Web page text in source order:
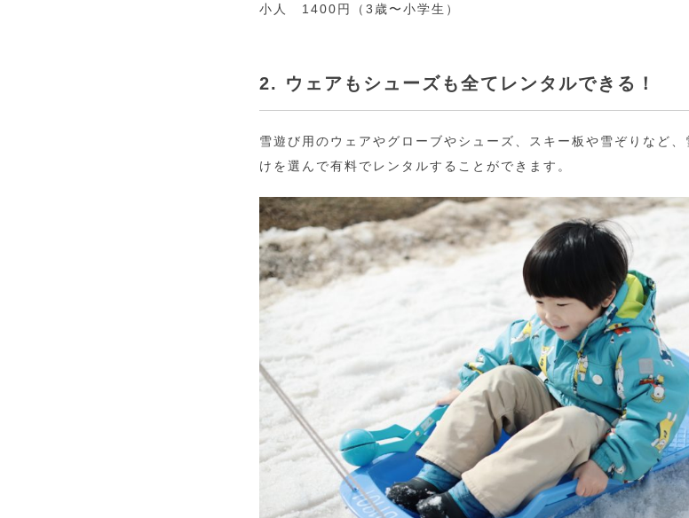
小人 1400円（3歳〜小学生）
2. ウェアもシューズも全てレンタルできる！
雪遊び用のウェアやグローブやシューズ、スキー板や雪ぞりなど
けを選んで有料でレンタルすることができます。